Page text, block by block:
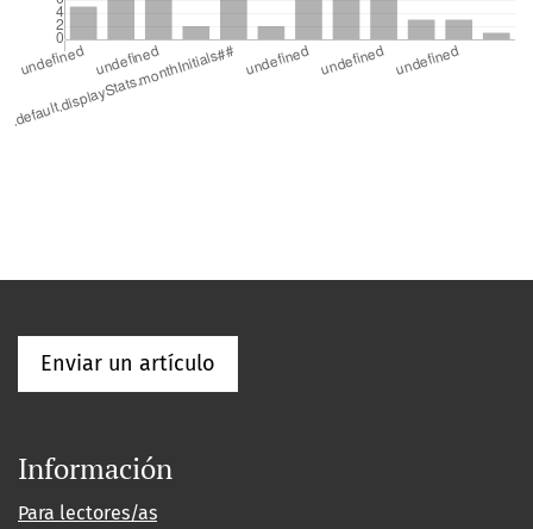
Enviar un artículo
Información
Para lectores/as